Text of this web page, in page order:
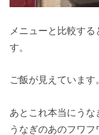
メニューと比較す
す。
ご飯が見えています
あとこれ本当にうな
うなぎのあのフワフ